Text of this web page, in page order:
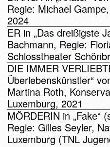
Regie: Michael
2024
ER in „Das dreißigste
Bachmann, Regie:
Schlosstheater
DIE IMMER
Überlebenskünstler“
Martina Roth,
Luxemburg, 2021
MÖRDERIN in „Fake“
Regie: Gilles Seyler,
Luxemburg (TNL